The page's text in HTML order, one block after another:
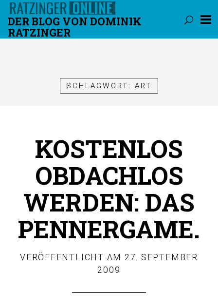
DER BLOG VON DOMINIK
RATZINGER
SCHLAGWORT:ART
KOSTENLOS
OBDACHLOS
WERDEN: DAS
PENNERGAME.
VERÖFFENTLICHT AM 27. SEPTEMBER
2009